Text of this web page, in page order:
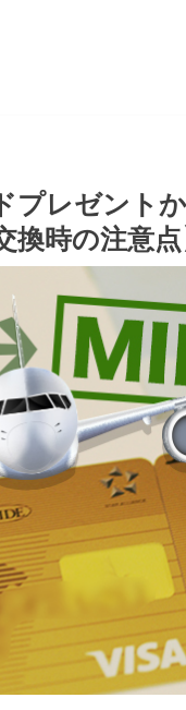
プレゼント
換時の注意点